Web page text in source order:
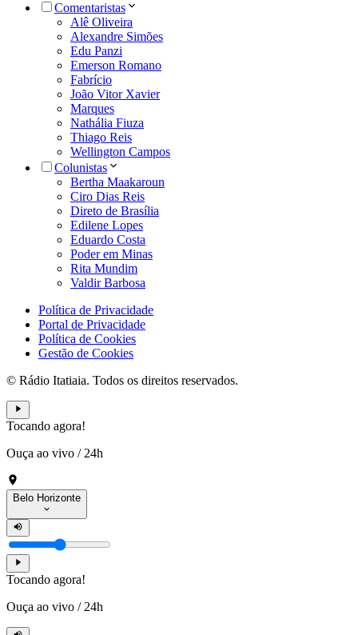
Comentaristas
Alê Oliveira
Alexandre Simões
Edu Panzi
Emerson Romano
Fabrício
João Vitor Xavier
Marques
Nathália Fiuza
Thiago Reis
Wellington Campos
Colunistas
Bertha Maakaroun
Ciro Dias Reis
Direto de Brasília
Edilene Lopes
Eduardo Costa
Poder em Minas
Rita Mundim
Valdir Barbosa
Política de Privacidade
Portal de Privacidade
Política de Cookies
Gestão de Cookies
© Rádio Itatiaia. Todos os direitos reservados.
Tocando agora!
Ouça ao vivo / 24h
Belo Horizonte
Tocando agora!
Ouça ao vivo / 24h